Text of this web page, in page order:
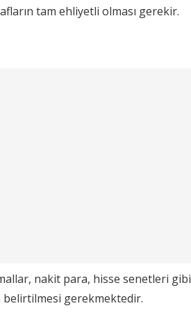
tam ehliyetli olması gerekir.
nakit para, hisse senetleri gibi
belirtilmesi gerekmektedir.